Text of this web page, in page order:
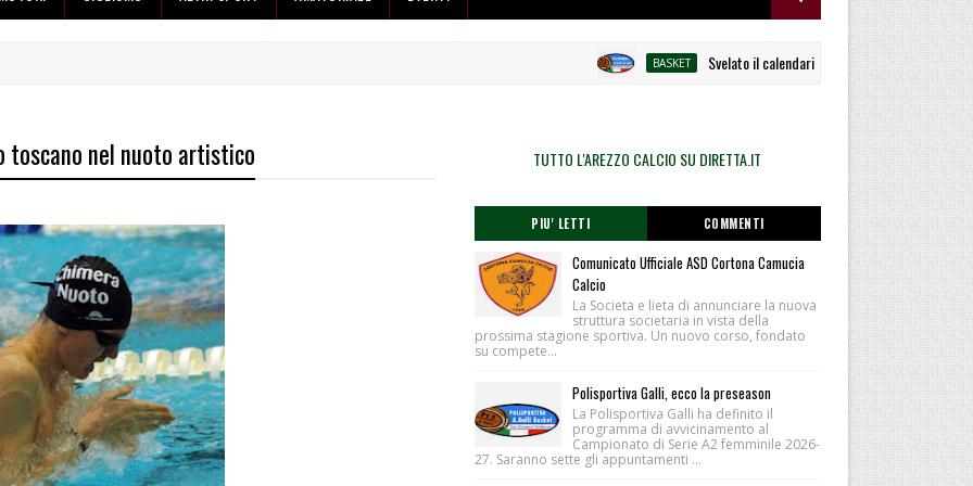
BASKET Svelato il calendario la Polisportiva Galli debutta ad
nel nuoto artistico TUTTO L'AREZZO CALCIO SU DIRETTA.IT
PIU' LETTI COMMENTI
Comunicato Ufficiale ASD Cortona Camucia
Calcio
La Societa e lieta di annunciare la nuova
struttura societaria in vista della
prossima stagione sportiva. Un nuovo corso, fondato
su compete...
Polisportiva Galli, ecco la preseason
La Polisportiva Galli ha definito il
programma di avvicinamento al
Campionato di Serie A2 femminile 2026-
27. Saranno sette gli appuntamenti ...